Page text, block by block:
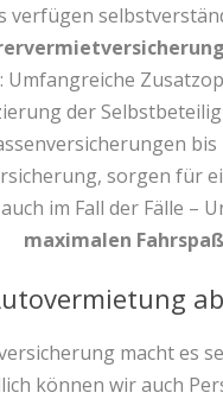
verfügen
Umfangreiche
der
sorgen für
im Fall der Fälle –
maximalen Fahrspaß
macht es
können wir auch